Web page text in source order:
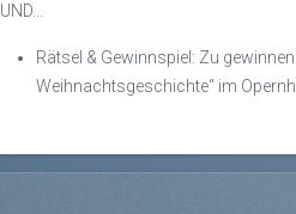
UND...
Rätsel & Gewinnspiel: Zu
Weihnachtsgeschichte“ im